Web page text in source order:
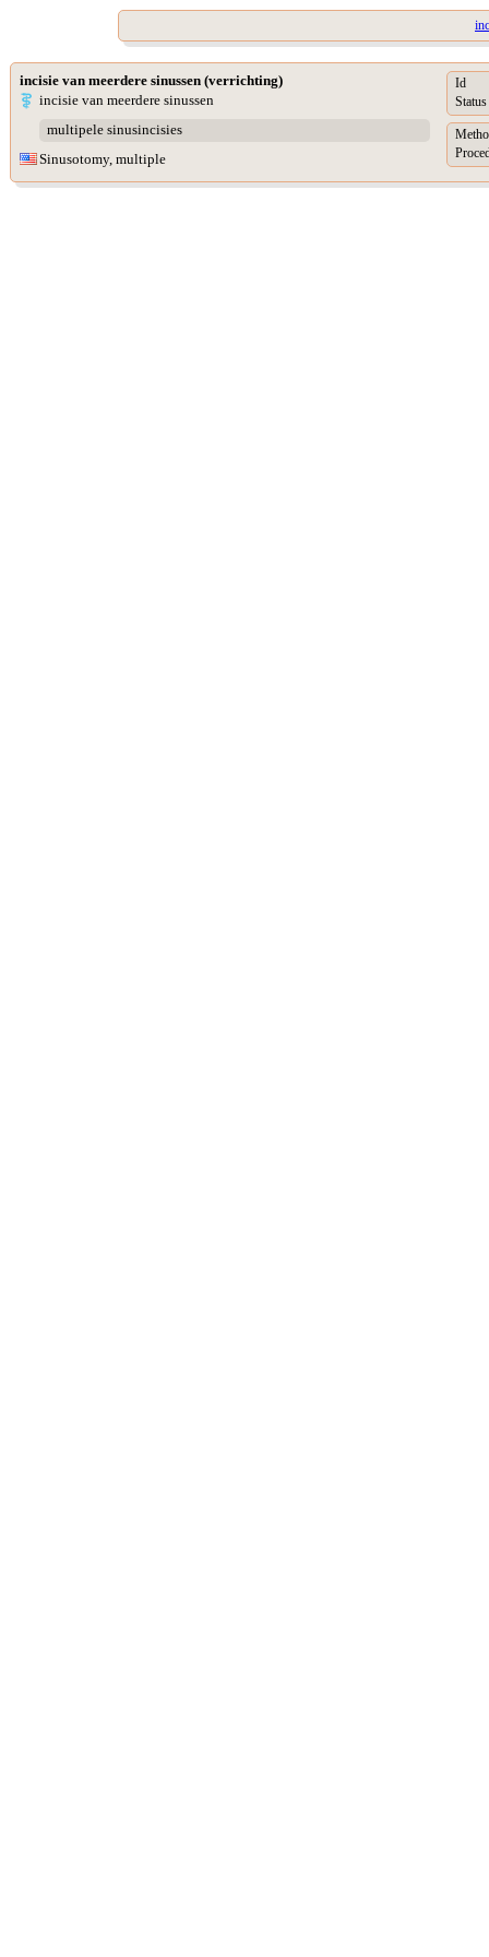
incisie van meerdere sinussen (verrichting)
incisie van meerdere sinussen
multipele sinusincisies
Sinusotomy, multiple
Id
Status